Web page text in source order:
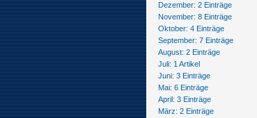
Dezember: 2 Einträge
November: 8 Einträge
Oktober: 4 Einträge
September: 7 Einträge
August: 2 Einträge
Juli: 1 Artikel
Juni: 3 Einträge
Mai: 6 Einträge
April: 3 Einträge
März: 2 Einträge